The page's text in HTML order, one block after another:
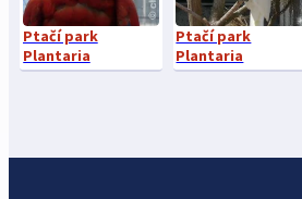
Ptačí park
Plantaria
Ptačí park
Plantaria